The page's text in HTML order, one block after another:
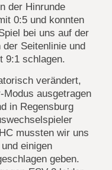
der Hinrunde
0:5 und konnten
bei uns auf der
Seitenlinie und
9:1 schlagen.
verändert,
Modus ausgetragen
in Regensburg
mussten wir uns
einigen
geben.